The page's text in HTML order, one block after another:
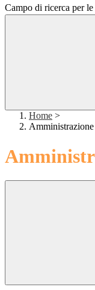
Campo di ricerca per
Home >
Amministrazione